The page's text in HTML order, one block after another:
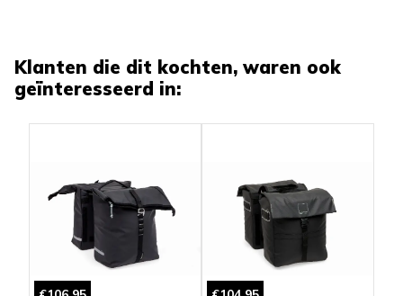
Klanten die dit kochten, waren ook
geïnteresseerd in: